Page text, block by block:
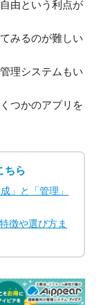
由という利点が
みるのが難しい
理システムもい
つかのアプリを
ちら
」と「管理」
徴や選び方ま